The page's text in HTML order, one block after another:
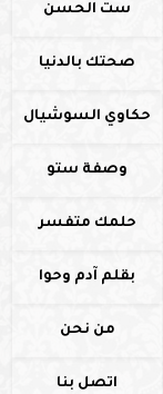
ست الحسن
صحتك بالدنيا
حكاوي السوشيال
وصفة ستو
حلمك متفسر
بقلم آدم وحوا
من نحن
اتصل بنا